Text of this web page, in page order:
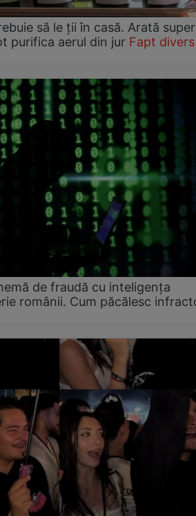
să le ții în casă. Arată
purifica aerul din jur Fapt divers
de fraudă cu inteligența
românii. Cum păcălesc